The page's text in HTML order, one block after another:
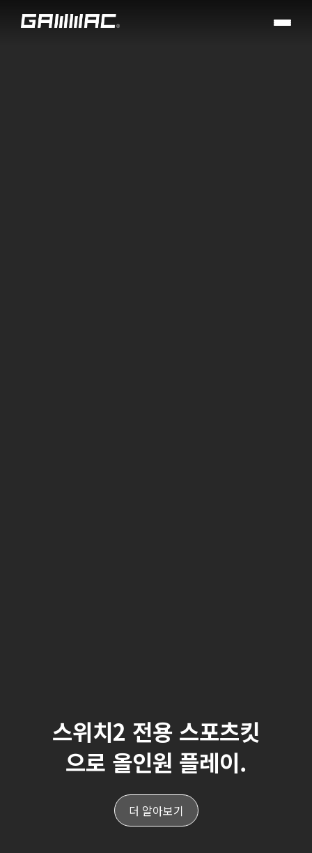
스위치2 전용 스포츠킷
으로 올인원 플레이.
더 알아보기